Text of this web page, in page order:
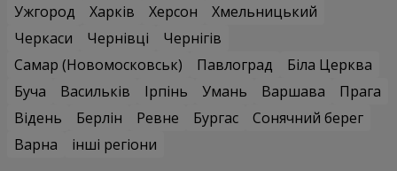
Ужгород
Харків Херсон
Хмельницький
Черкаси
Чернівці
Чернігів
Самар (Новомосковськ)
Павлоград
Біла Церква
Буча
Васильків Ірпінь Умань Варшава
Прага
Відень
Берлін Ревне Бургас
Сонячний берег
Варна
інші регіони